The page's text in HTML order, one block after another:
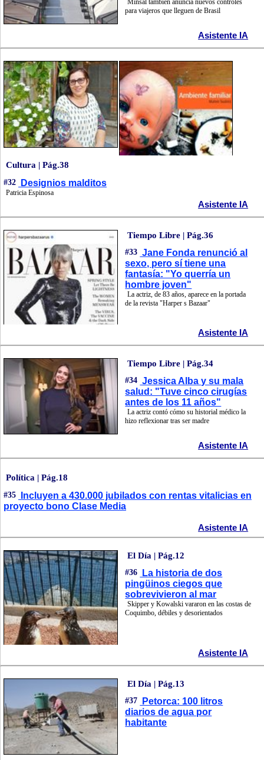
Minsal también anuncia nuevos controles
para viajeros que lleguen de Brasil
Asistente IA
Cultura | Pág.38
#32 Designios malditos
Patricia Espinosa
Asistente IA
Tiempo Libre | Pág.36
#33 Jane Fonda renunció al
sexo, pero sí tiene una
fantasía: "Yo querría un
hombre joven"
La actriz, de 83 años, aparece en la portada
de la revista "Harper s Bazaar"
Asistente IA
Tiempo Libre | Pág.34
#34 Jessica Alba y su mala
salud: "Tuve cinco cirugías
antes de los 11 años"
La actriz contó cómo su historial médico la
hizo reflexionar tras ser madre
Asistente IA
Política | Pág.18
#35
Incluyen a 430.000 jubilados con rentas vitalicias en
proyecto bono Clase Media
Asistente IA
El Día | Pág.12
#36
La historia de dos
pingüinos ciegos que
sobrevivieron al mar
Skipper y Kowalski vararon en las costas de
Coquimbo, débiles y desorientados
Asistente IA
El Día | Pág.13
#37
Petorca: 100 litros
diarios de agua por
habitante